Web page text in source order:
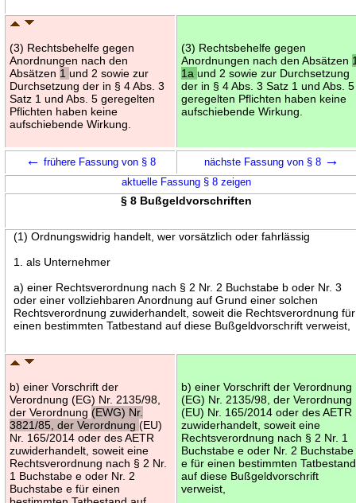
(3) Rechtsbehelfe gegen
Anordnungen nach den
Absätzen 1und 2 sowie zur
Durchsetzung der in § 4 Abs. 3
Satz 1 und Abs. 5 geregelten
Pflichten haben keine
aufschiebende Wirkung.
(3) Rechtsbehelfe gegen
Anordnungen nach den Absätzen
1aund 2 sowie zur Durchsetzung
der in § 4 Abs. 3 Satz 1 und Abs. 5
geregelten Pflichten haben keine
aufschiebende Wirkung.
← frühere Fassung von § 8 nächste Fassung von § 8 →
aktuelle Fassung § 8 zeigen
§ 8 Bußgeldvorschriften
(1) Ordnungswidrig handelt, wer vorsätzlich oder fahrlässig
1. als Unternehmer
a) einer Rechtsverordnung nach § 2 Nr. 2 Buchstabe b oder Nr. 3
oder einer vollziehbaren Anordnung auf Grund einer solchen
Rechtsverordnung zuwiderhandelt, soweit die Rechtsverordnung für
einen bestimmten Tatbestand auf diese Bußgeldvorschrift verweist,
b) einer Vorschrift der
Verordnung (EG) Nr. 2135/98,
der Verordnung (EWG) Nr.
3821/85, der Verordnung(EU)
Nr. 165/2014 oder des AETR
zuwiderhandelt, soweit eine
Rechtsverordnung nach § 2 Nr.
1 Buchstabe e oder Nr. 2
Buchstabe e für einen
b) einer Vorschrift der Verordnung
(EG) Nr. 2135/98, der Verordnung
(EU) Nr. 165/2014 oder des AETR
zuwiderhandelt, soweit eine
Rechtsverordnung nach § 2 Nr. 1
Buchstabe e oder Nr. 2 Buchstabe
e für einen bestimmten Tatbestand
auf diese Bußgeldvorschrift
verweist,